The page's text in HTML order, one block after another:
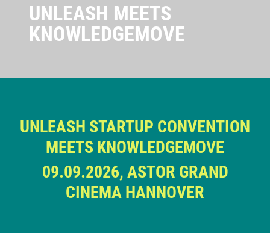
UNLEASH MEETS
KNOWLEDGEMOVE
UNLEASH STARTUP CONVENTION
MEETS KNOWLEDGEMOVE
09.09.2026, ASTOR GRAND
CINEMA HANNOVER